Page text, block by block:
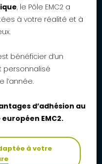
, le Pôle EMC2 a
à votre réalité et à
bénéficier d’un
l’année.
d’adhésion au
EMC2.
à votre